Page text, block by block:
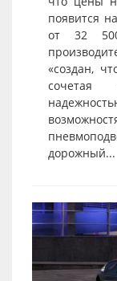
появится
от 32
«создан,
сочетая
дорожный...